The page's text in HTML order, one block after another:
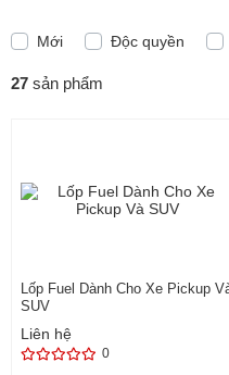
Mới Độc quyền
27 sản phẩm
Lốp Fuel Dành Cho Xe Pickup
SUV
Liên hệ
0